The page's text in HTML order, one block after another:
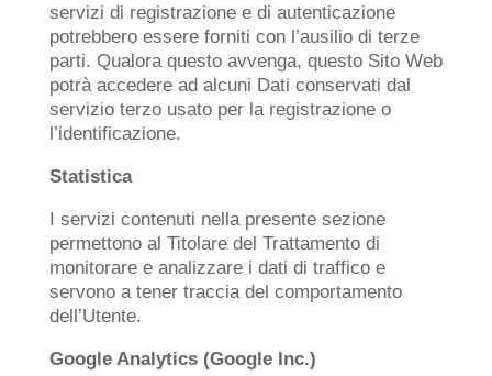
servizi di registrazione e di autenticazione
potrebbero essere forniti con l’ausilio di terze
parti. Qualora questo avvenga, questo Sito Web
potrà accedere ad alcuni Dati conservati dal
servizio terzo usato per la registrazione o
l’identificazione.
Statistica
I servizi contenuti nella presente sezione
permettono al Titolare del Trattamento di
monitorare e analizzare i dati di traffico e
servono a tener traccia del comportamento
dell’Utente.
Google Analytics (Google Inc.)